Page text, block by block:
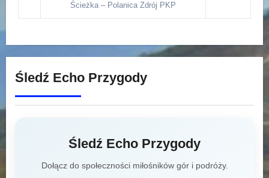
Ścieżka – Polanica Zdrój PKP
Śledź Echo Przygody
Śledź Echo Przygody
Dołącz do społeczności miłośników gór i podróży.